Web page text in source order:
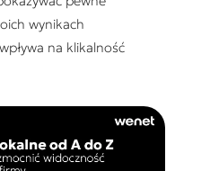
wynikach
na klikalność